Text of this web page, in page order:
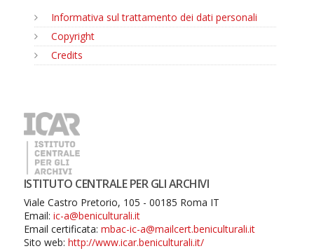
Informativa sul trattamento dei dati personali
Copyright
Credits
ISTITUTO CENTRALE PER GLI ARCHIVI
Viale Castro Pretorio, 105 - 00185 Roma IT
Email: ic-a@beniculturali.it
Email certificata: mbac-ic-a@mailcert.beniculturali.it
Sito web: http://www.icar.beniculturali.it/